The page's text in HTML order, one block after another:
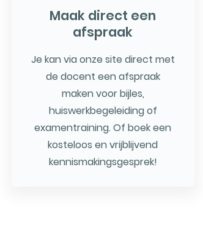
Maak direct een
afspraak
Je kan via onze site direct met
de docent een afspraak
maken voor bijles,
huiswerkbegeleiding of
examentraining. Of boek een
kosteloos en vrijblijvend
kennismakingsgesprek!